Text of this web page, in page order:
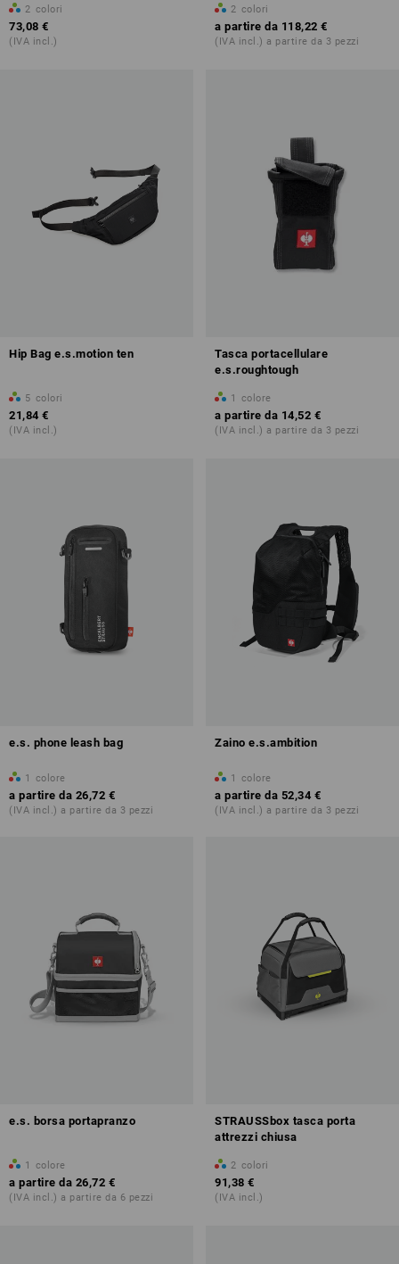
2 colori
73,08 €
(IVA incl.)
2 colori
a partire da 118,22 €
(IVA incl.) a partire da 3 pezzi
Hip Bag e.s.motion ten
5 colori
21,84 €
(IVA incl.)
Tasca portacellulare
e.s.roughtough
1 colore
a partire da 14,52 €
(IVA incl.) a partire da 3 pezzi
e.s. phone leash bag
1 colore
a partire da 26,72 €
(IVA incl.) a partire da 3 pezzi
Zaino e.s.ambition
1 colore
a partire da 52,34 €
(IVA incl.) a partire da 3 pezzi
e.s. borsa portapranzo
1 colore
a partire da 26,72 €
(IVA incl.) a partire da 6 pezzi
STRAUSSbox tasca porta
attrezzi chiusa
2 colori
91,38 €
(IVA incl.)